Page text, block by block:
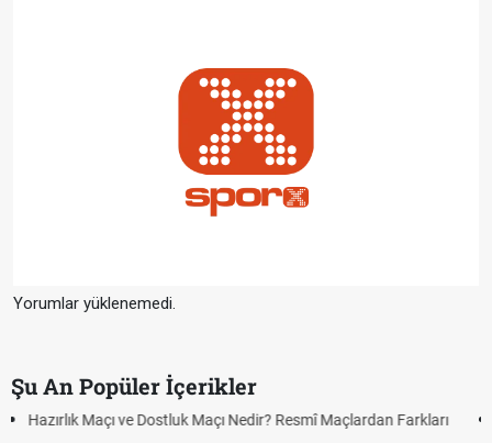
Yorumlar yüklenemedi.
Şu An Popüler İçerikler
Puan Durumunda AG, OM ve Diğer Kısaltmalar Ne Anlama Gelir?